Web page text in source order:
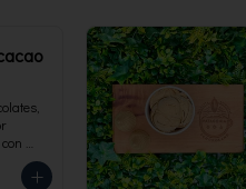
al 60%.